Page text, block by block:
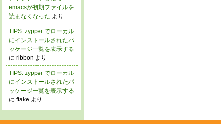
emacsが初期ファイルを
読まなくなった より
TIPS: zypper でローカル
にインストールされたパ
ッケージ一覧を表示する
に ribbon より
TIPS: zypper でローカル
にインストールされたパ
ッケージ一覧を表示する
に ftake より